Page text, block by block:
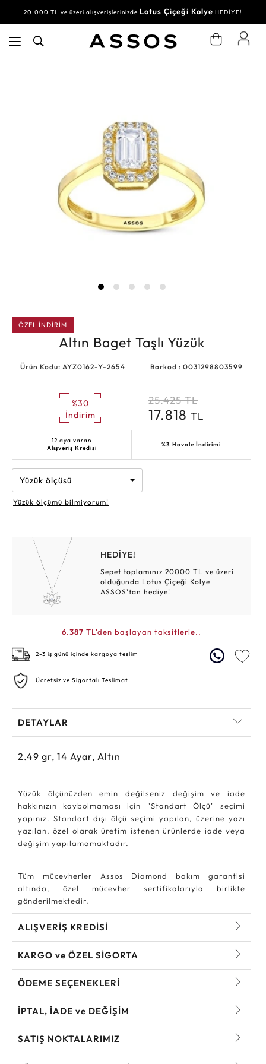
20.000 TL ve üzeri alışverişlerinizde Lotus Çiçeği Kolye HEDİYE!
ÖZEL İNDİRİM
Altın Baget Taşlı Yüzük
Ürün Kodu: AYZ0162-Y-2654 Barkod : 0031298803599
%30
İndirim
25.425 TL
17.818 TL
12 aya varan
Alışveriş Kredisi
%3 Havale İndirimi
Yüzük ölçüsü
Yüzük ölçümü bilmiyorum!
HEDİYE!
Sepet toplamınız 20000 TL ve üzeri
olduğunda Lotus Çiçeği Kolye
ASSOS'tan hediye!
6.387 TL'den başlayan taksitlerle..
2-3 iş günü içinde kargoya teslim
Ücretsiz ve Sigortalı Teslimat
DETAYLAR
2.49 gr, 14 Ayar, Altın
Yüzük ölçünüzden emin değilseniz değişim ve iade
hakkınızın kaybolmaması için "Standart Ölçü" seçimi
yapınız. Standart dışı ölçü seçimi yapılan, üzerine yazı
yazılan, özel olarak üretim istenen ürünlerde iade veya
değişim yapılamamaktadır.
Tüm mücevherler Assos Diamond bakım garantisi
altında, özel mücevher sertifikalarıyla birlikte
gönderilmektedir.
ALIŞVERİŞ KREDİSİ
KARGO ve ÖZEL SİGORTA
ÖDEME SEÇENEKLERİ
İPTAL, İADE ve DEĞİŞİM
SATIŞ NOKTALARIMIZ